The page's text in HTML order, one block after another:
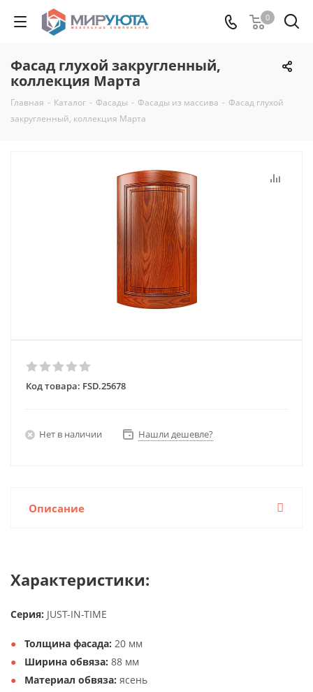
0
Фасад глухой закругленный,
коллекция Марта
Главная - Каталог - Фасады - Фасады из массива - Фасад глухой
закругленный, коллекция Марта
Код товара: FSD.25678
Нет в наличии Нашли дешевле?
Описание
Характеристики:
Серия: JUST-IN-TIME
Толщина фасада: 20 мм
Ширина обвяза: 88 мм
Материал обвяза: ясень